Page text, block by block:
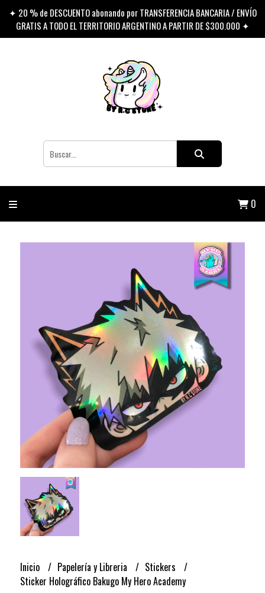
✦ 20 % de DESCUENTO abonando por TRANSFERENCIA BANCARIA / ENVÍO
GRATIS A TODO EL TERRITORIO ARGENTINO A PARTIR DE $300.000 ✦
0
Inicio Papelería y Libreria
Stickers
Sticker Holográfico Bakugo My Hero Academy